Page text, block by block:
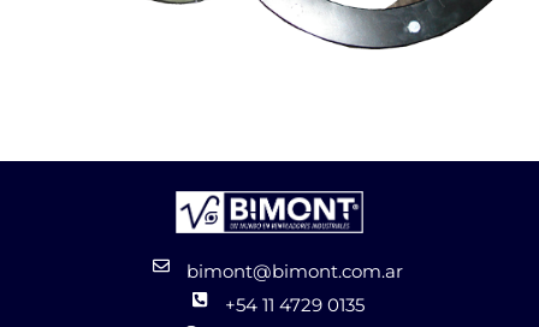
bimont@bimont.com.ar
+54 11 4729 0135